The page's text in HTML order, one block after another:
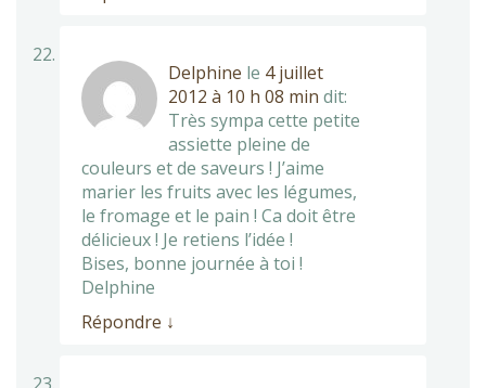
Delphine le 4 juillet
2012 à 10 h 08 min dit:
Très sympa cette petite
assiette pleine de
couleurs et de saveurs ! J’aime
marier les fruits avec les légumes,
le fromage et le pain ! Ca doit être
délicieux ! Je retiens l’idée !
Bises, bonne journée à toi !
Delphine
Répondre ↓